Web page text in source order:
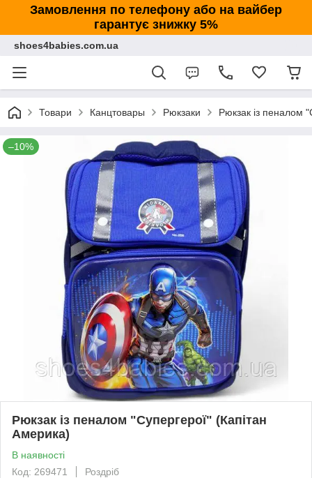
Замовлення по телефону або на вайбер
гарантує знижку 5%
shoes4babies.com.ua
Товари Канцтовары Рюкзаки Рюкзак із пеналом
–10%
Рюкзак із пеналом "Супергерої" (Капітан
Америка)
В наявності
Код: 269471
Роздріб